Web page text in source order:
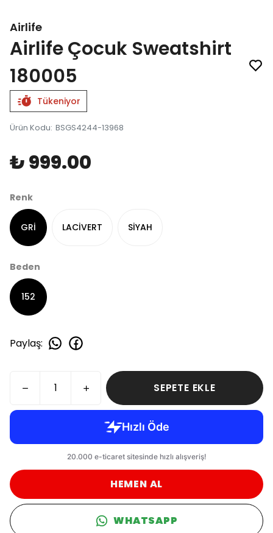
Airlife
Airlife Çocuk Sweatshirt
180005
Tükeniyor
Ürün Kodu: BSGS4244-13968
₺ 999.00
Renk
GRİ LACİVERT SİYAH
Beden
152
Paylaş:
SEPETE EKLE
HEMEN AL
WHATSAPP